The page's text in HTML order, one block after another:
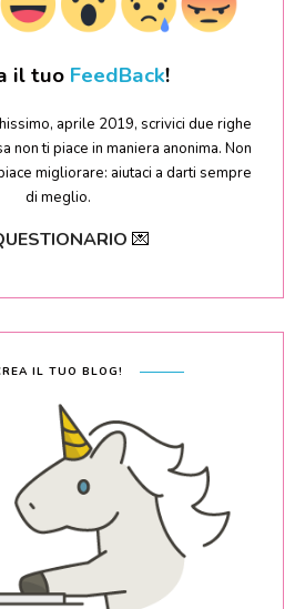
il tuo FeedBack!
aprile 2019, scrivici due righe
non ti piace in maniera anonima. Non
migliorare: aiutaci a darti sempre
di meglio.
💌
IL TUO BLOG!